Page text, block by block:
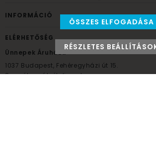
INFORMÁCIÓ
ELÉRHETŐSÉG
Ünnepek Áruháza
1037 Budapest, Fehéregyházi út 15.
Személyes átvételi pont
ÖSSZES ELFOGADÁSA
RÉSZLETES